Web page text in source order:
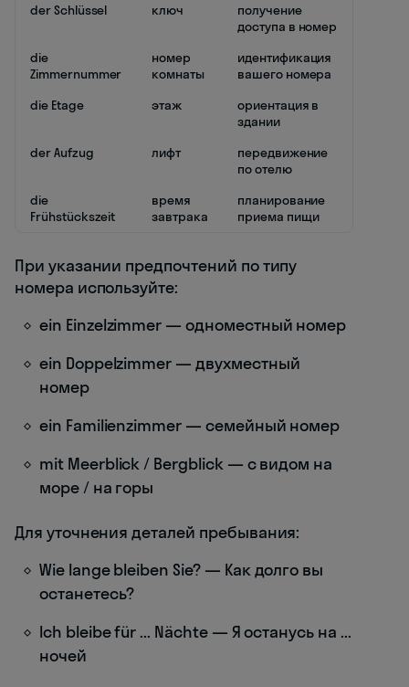
der Schlüssel ключ
получение
доступа в номер
die
Zimmernummer
номер
комнаты
идентификация
вашего номера
die Etage
этаж
ориентация в
здании
der Aufzug
лифт
передвижение
по отелю
die
Frühstückszeit
время
завтрака
планирование
приема пищи
При указании предпочтений по типу
номера используйте:
ein Einzelzimmer — одноместный номер
ein Doppelzimmer — двухместный
номер
ein Familienzimmer — семейный номер
mit Meerblick / Bergblick — с видом на
море / на горы
Для уточнения деталей пребывания:
Wie lange bleiben Sie? — Как долго вы
останетесь?
Ich bleibe für ... Nächte — Я останусь на ...
ночей